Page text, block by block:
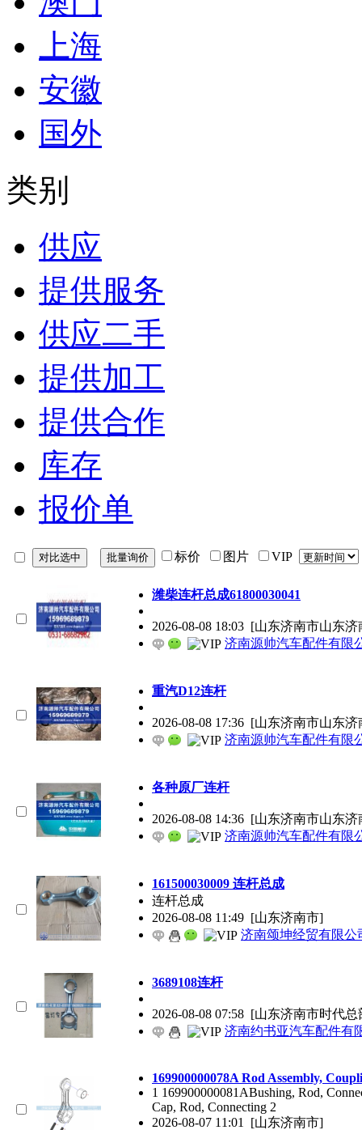
上海
安徽
国外
类别
供应
提供服务
供应二手
提供加工
提供合作
库存
报价单
标价 图片 VIP
潍柴连杆总成61800030041
2026-08-08 18:03 [山东济南市山东
济南源帅汽车配件有限
重汽D12连杆
2026-08-08 17:36 [山东济南市山东
济南源帅汽车配件有限
各种原厂连杆
2026-08-08 14:36 [山东济南市山东
济南源帅汽车配件有限
161500030009 连杆总成
连杆总成
2026-08-08 11:49 [山东济南市]
济南颂坤经贸有限公
3689108连杆
2026-08-08 07:58 [山东济南市时代总
济南约书亚汽车配件有
169900000078A Rod Assembly,
1 169900000081ABushing, Rod,
Cap, Rod, Connecting 2
2026-08-07 11:01 [山东济南市]